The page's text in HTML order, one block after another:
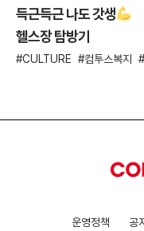
득근득근 나도 갓생
헬스장 탐방기
CULTURE 컴투스복지
운영정책 공